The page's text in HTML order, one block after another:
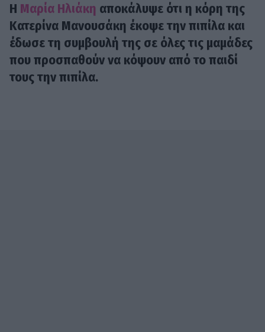
H Μαρία Ηλιάκη αποκάλυψε ότι η κόρη της
Κατερίνα Μανουσάκη έκοψε την πιπίλα και
έδωσε τη συμβουλή της σε όλες τις μαμάδες
που προσπαθούν να κόψουν από το παιδί
τους την πιπίλα.